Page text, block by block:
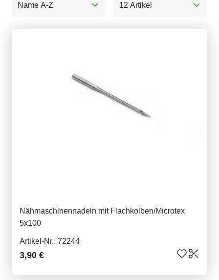
Name A-Z 12 Artikel
Nähmaschinennadeln mit Flachkolben/Microtex
5x100
Artikel-Nr.: 72244
3,90 €